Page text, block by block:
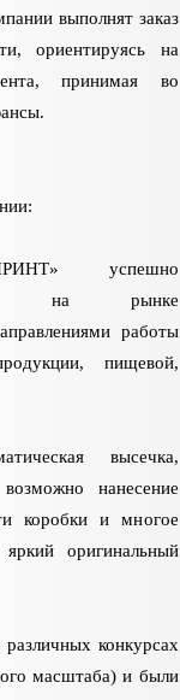
выполнят заказ
ориентируясь на
принимая во
успешно
на рынке
работы
пищевой,
высечка,
нанесение
коробки и многое
оригинальный
конкурсах
масштаба) и были